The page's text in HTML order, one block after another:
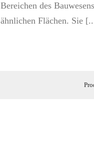
Bereichen des
ähnlichen Flächen. Sie